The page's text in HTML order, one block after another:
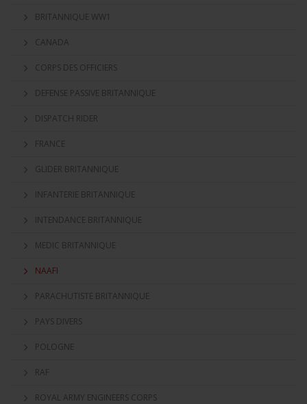
BRITANNIQUE WW1
CANADA
CORPS DES OFFICIERS
DEFENSE PASSIVE BRITANNIQUE
DISPATCH RIDER
FRANCE
GLIDER BRITANNIQUE
INFANTERIE BRITANNIQUE
INTENDANCE BRITANNIQUE
MEDIC BRITANNIQUE
NAAFI
PARACHUTISTE BRITANNIQUE
PAYS DIVERS
POLOGNE
RAF
ROYAL ARMY ENGINEERS CORPS